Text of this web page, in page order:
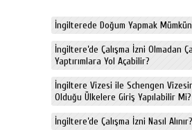
İngilterede Doğum Yapmak
İngiltere’de Çalışma İzni Olmadan
Yaptırımlara Yol Açabilir?
İngiltere Vizesi ile Schengen
Olduğu Ülkelere Giriş Yapılabilir Mi?
İngiltere’de Çalışma İzni Nasıl Alınır?